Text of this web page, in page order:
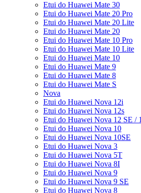
Etui do Huawei Mate 30
Etui do Huawei Mate 20 Pro
Etui do Huawei Mate 20 Lite
Etui do Huawei Mate 20
Etui do Huawei Mate 10 Pro
Etui do Huawei Mate 10 Lite
Etui do Huawei Mate 10
Etui do Huawei Mate 9
Etui do Huawei Mate 8
Etui do Huawei Mate S
Nova
Etui do Huawei Nova 12i
Etui do Huawei Nova 12s
Etui do Huawei Nova 12 SE /
Etui do Huawei Nova 10
Etui do Huawei Nova 10SE
Etui do Huawei Nova 3
Etui do Huawei Nova 5T
Etui do Huawei Nova 8I
Etui do Huawei Nova 9
Etui do Huawei Nova 9 SE
Etui do Huawei Nova 8